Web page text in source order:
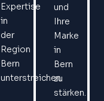
Expertise
in
der
Region
Bern
unterstreichen.
und
Ihre
Marke
in
Bern
zu
stärken.